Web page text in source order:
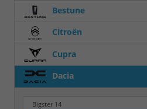
Bestune
Citroën
Cupra
Dacia
Bigster 14